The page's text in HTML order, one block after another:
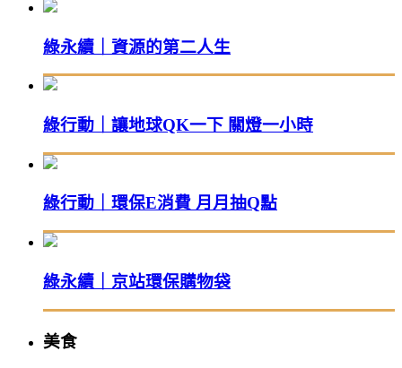
綠永續｜資源的第二人生
綠行動｜讓地球QK一下 關燈一小時
綠行動｜環保E消費 月月抽Q點
綠永續｜京站環保購物袋
美食